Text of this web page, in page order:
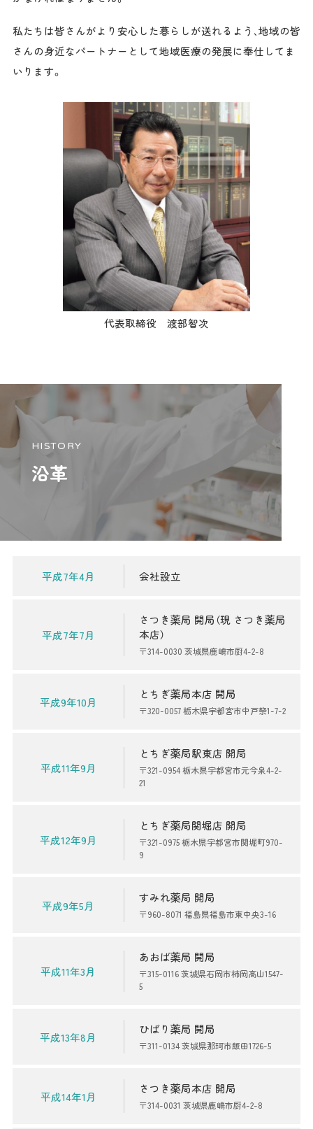
私たちは皆さんがより安心した暮らしが送れるよう、地域の皆
さんの身近なパートナーとして地域医療の発展に奉仕してま
いります。
代表取締役 渡部智次
HISTORY
沿革
平成7年4月 会社設立
平成7年7月
さつき薬局 開局（現 さつき薬局
本店）
〒314-0030 茨城県鹿嶋市厨4-2-8
平成9年10月
とちぎ薬局本店 開局
〒320-0057 栃木県宇都宮市中戸祭1-7-2
平成11年9月
とちぎ薬局駅東店 開局
〒321-0954 栃木県宇都宮市元今泉4-2-
21
平成12年9月
とちぎ薬局関堀店 開局
〒321-0975 栃木県宇都宮市関堀町970-
9
平成9年5月
すみれ薬局 開局
〒960-8071 福島県福島市東中央3-16
平成11年3月
あおば薬局 開局
〒315-0116 茨城県石岡市柿岡高山1547-
5
平成13年8月
ひばり薬局 開局
〒311-0134 茨城県那珂市飯田1726-5
平成14年1月
さつき薬局本店 開局
〒314-0031 茨城県鹿嶋市厨4-2-8